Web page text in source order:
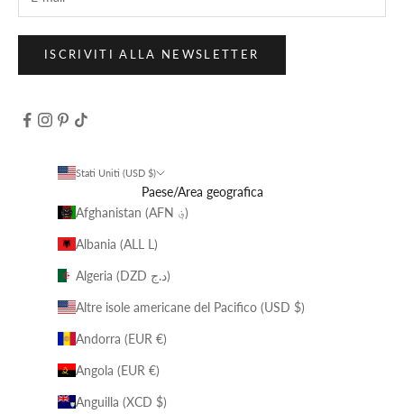
ISCRIVITI ALLA NEWSLETTER
Stati Uniti (USD $)
Paese/Area geografica
Afghanistan (AFN ؋)
Albania (ALL L)
Algeria (DZD د.ج)
Altre isole americane del Pacifico (USD $)
Andorra (EUR €)
Angola (EUR €)
Anguilla (XCD $)